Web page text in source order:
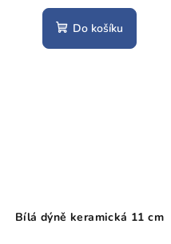
Do košíku
Bílá dýně keramická 11 cm